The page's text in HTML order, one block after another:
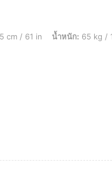
61 in, น้ำหนัก: 65 kg / 143 lbs, เ
cm / 61 in น้ำหนัก: 65 kg /